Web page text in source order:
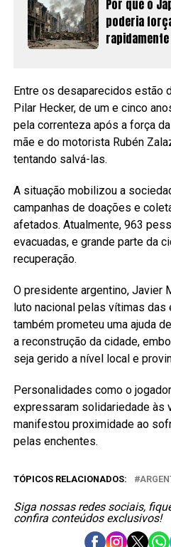
Por que o
poderia
rapidamente
Entre os desaparecidos estão
Pilar Hecker, de um e cinco
pela correnteza após a força
mãe e do motorista Rubén
tentando salvá-las.
A situação mobilizou a
campanhas de doações e
afetados. Atualmente, 963
evacuadas, e grande parte da
recuperação.
O presidente argentino, Javier
luto nacional pelas vítimas das
também prometeu uma ajuda
a reconstrução da cidade,
seja gerido a nível local e
Personalidades como o
expressaram solidariedade às
manifestou proximidade ao
pelas enchentes.
TÓPICOS RELACIONADOS:
Siga nossas redes sociais,
confira conteúdos exclusivos!